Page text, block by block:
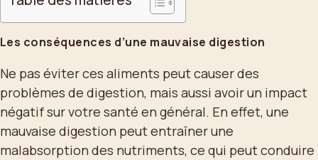
Les conséquences d’une mauvaise digestion
Ne pas éviter ces aliments peut causer des
problèmes de digestion, mais aussi avoir un impact
négatif sur votre santé en général. En effet, une
mauvaise digestion peut entraîner une
malabsorption des nutriments, ce qui peut conduire